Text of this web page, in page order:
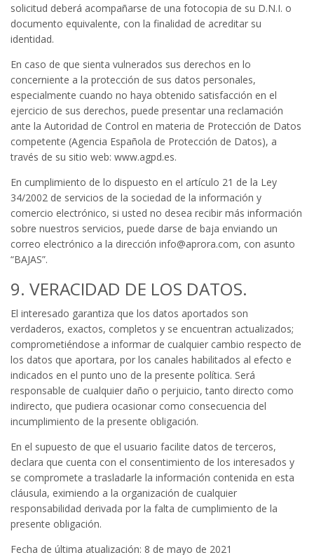
solicitud deberá acompañarse de una fotocopia de su D.N.I. o
documento equivalente, con la finalidad de acreditar su
identidad.
En caso de que sienta vulnerados sus derechos en lo
concerniente a la protección de sus datos personales,
especialmente cuando no haya obtenido satisfacción en el
ejercicio de sus derechos, puede presentar una reclamación
ante la Autoridad de Control en materia de Protección de Datos
competente (Agencia Española de Protección de Datos), a
través de su sitio web: www.agpd.es.
En cumplimiento de lo dispuesto en el artículo 21 de la Ley
34/2002 de servicios de la sociedad de la información y
comercio electrónico, si usted no desea recibir más información
sobre nuestros servicios, puede darse de baja enviando un
correo electrónico a la dirección info@aprora.com, con asunto
“BAJAS”.
9. VERACIDAD DE LOS DATOS.
El interesado garantiza que los datos aportados son
verdaderos, exactos, completos y se encuentran actualizados;
comprometiéndose a informar de cualquier cambio respecto de
los datos que aportara, por los canales habilitados al efecto e
indicados en el punto uno de la presente política. Será
responsable de cualquier daño o perjuicio, tanto directo como
indirecto, que pudiera ocasionar como consecuencia del
incumplimiento de la presente obligación.
En el supuesto de que el usuario facilite datos de terceros,
declara que cuenta con el consentimiento de los interesados y
se compromete a trasladarle la información contenida en esta
cláusula, eximiendo a la organización de cualquier
responsabilidad derivada por la falta de cumplimiento de la
presente obligación.
Fecha de última atualización: 8 de mayo de 2021